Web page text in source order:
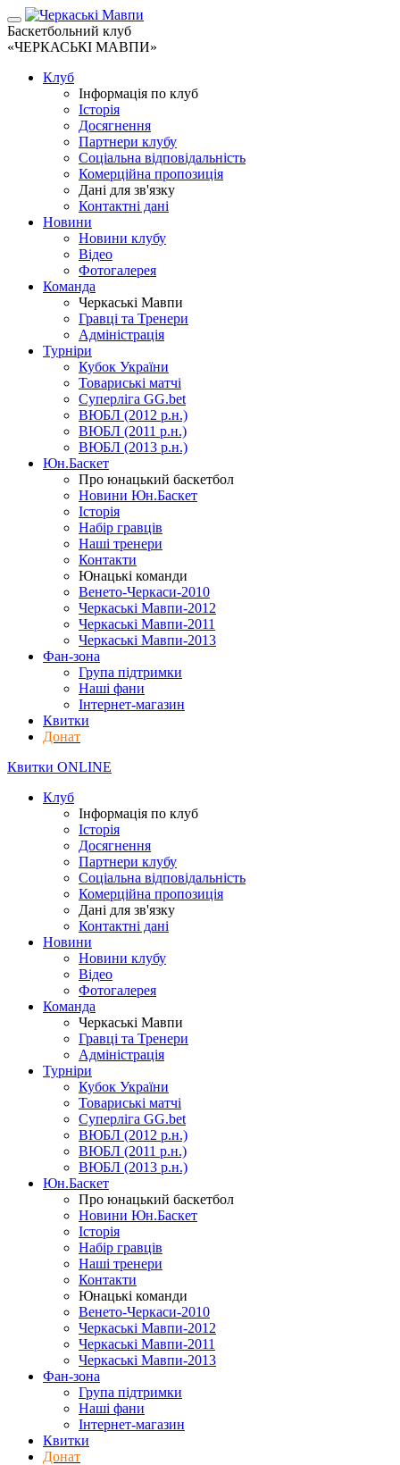
Баскетбольний клуб
«ЧЕРКАСЬКІ МАВПИ»
Клуб
Інформація по клуб
Історія
Досягнення
Партнери клубу
Соціальна відповідальність
Комерційна пропозиція
Дані для зв'язку
Контактні дані
Новини
Новини клубу
Відео
Фотогалерея
Команда
Черкаські Мавпи
Гравці та Тренери
Адміністрація
Турніри
Кубок України
Товариські матчі
Суперліга GG.bet
ВЮБЛ (2012 р.н.)
ВЮБЛ (2011 р.н.)
ВЮБЛ (2013 р.н.)
Юн.Баскет
Про юнацький баскетбол
Новини Юн.Баскет
Історія
Набір гравців
Наші тренери
Контакти
Юнацькі команди
Венето-Черкаси-2010
Черкаські Мавпи-2012
Черкаські Мавпи-2011
Черкаські Мавпи-2013
Фан-зона
Група підтримки
Наші фани
Інтернет-магазин
Квитки
Донат
Квитки ONLINE
Клуб
Інформація по клуб
Історія
Досягнення
Партнери клубу
Соціальна відповідальність
Комерційна пропозиція
Дані для зв'язку
Контактні дані
Новини
Новини клубу
Відео
Фотогалерея
Команда
Черкаські Мавпи
Гравці та Тренери
Адміністрація
Турніри
Кубок України
Товариські матчі
Суперліга GG.bet
ВЮБЛ (2012 р.н.)
ВЮБЛ (2011 р.н.)
ВЮБЛ (2013 р.н.)
Юн.Баскет
Про юнацький баскетбол
Новини Юн.Баскет
Історія
Набір гравців
Наші тренери
Контакти
Юнацькі команди
Венето-Черкаси-2010
Черкаські Мавпи-2012
Черкаські Мавпи-2011
Черкаські Мавпи-2013
Фан-зона
Група підтримки
Наші фани
Інтернет-магазин
Квитки
Донат